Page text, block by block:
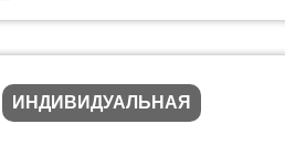
ИНДИВИДУАЛЬНАЯ